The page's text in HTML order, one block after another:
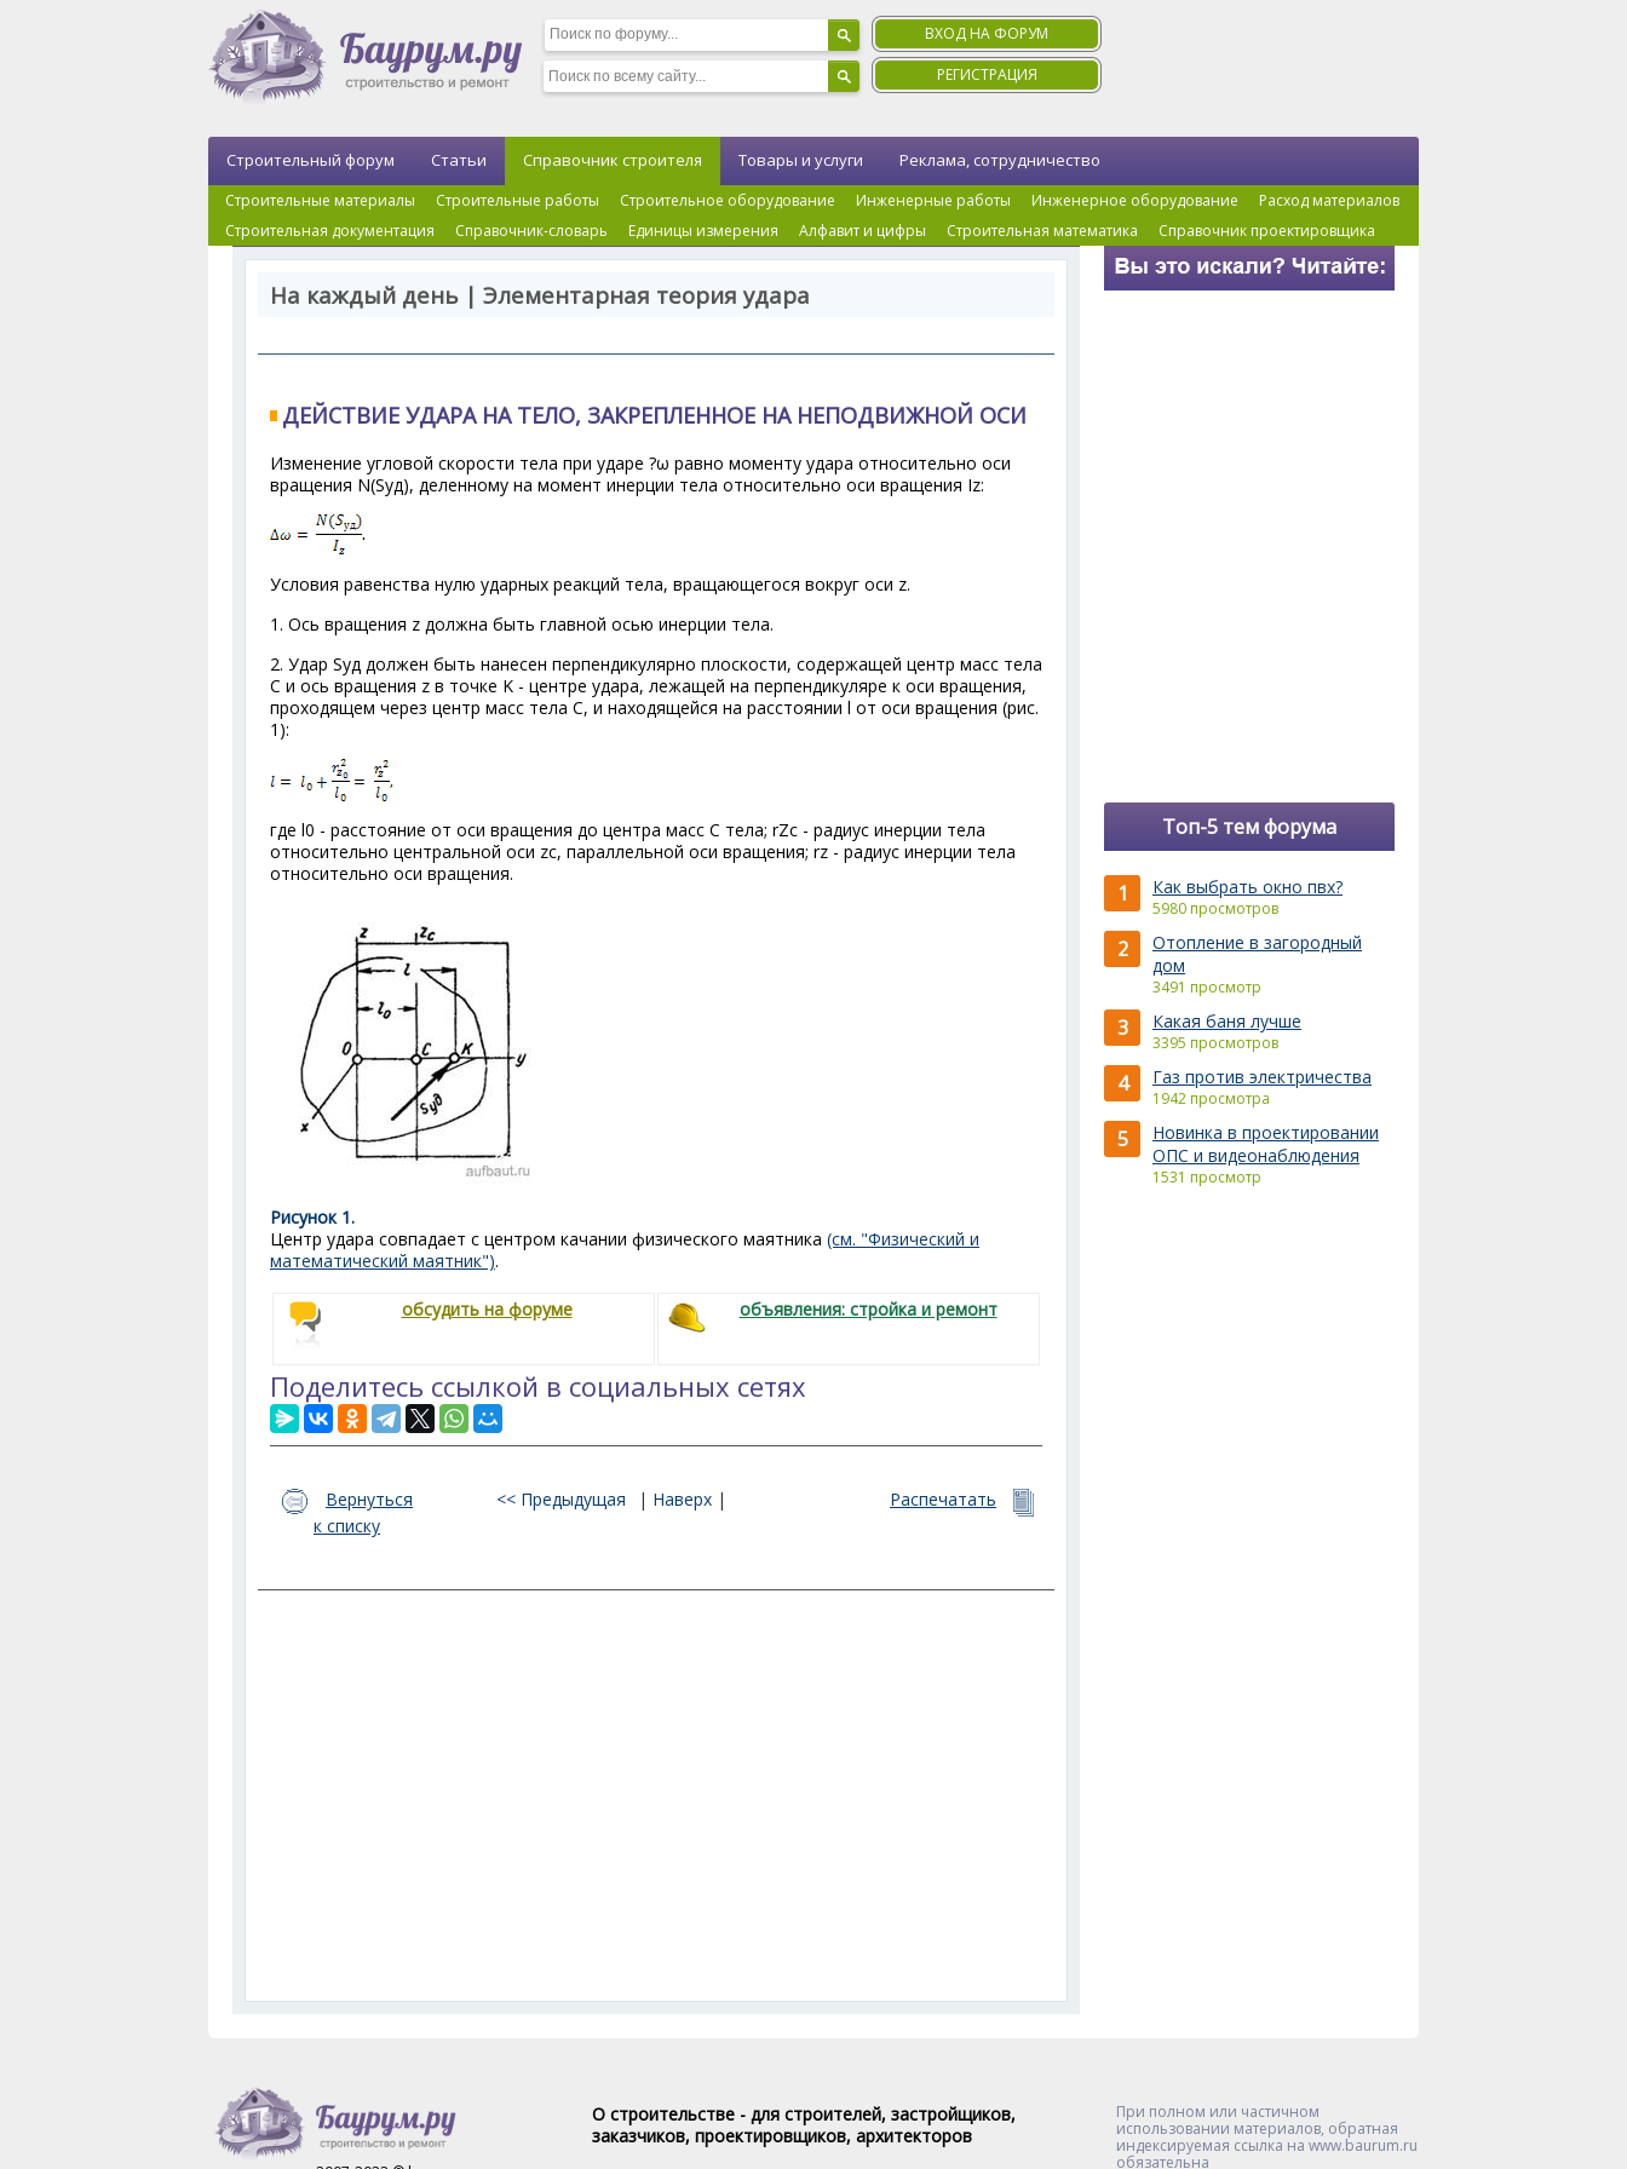
ВХОД НА ФОРУМ
РЕГИСТРАЦИЯ
Строительный форум Статьи Справочник строителя
Строительные материалы Строительные работы Строительное оборудование Инженерные работы Инженерное оборудование
Расход материалов
Строительная документация
Справочник-словарь Единицы измерения Алфавит и цифры Строительная математика Справочник проектировщика
Товары и услуги Реклама, сотрудничество
На каждый день | Элементарная теория удара
ДЕЙСТВИЕ УДАРА НА ТЕЛО, ЗАКРЕПЛЕННОЕ НА НЕПОДВИЖНОЙ ОСИ
Изменение угловой скорости тела при ударе ?ω равно моменту удара относительно оси
вращения N(Sуд), деленному на момент инерции тела относительно оси вращения Iz:
Условия равенства нулю ударных реакций тела, вращающегося вокруг оси z.
1. Ось вращения z должна быть главной осью инерции тела.
2. Удар Sуд должен быть нанесен перпендикулярно плоскости, содержащей центр масс тела
С и ось вращения z в точке K - центре удара, лежащей на перпендикуляре к оси вращения,
проходящем через центр масс тела С, и находящейся на расстоянии l от оси вращения (рис.
1):
где l0 - расстояние от оси вращения до центра масс С тела; rZc - радиус инерции тела
относительно центральной оси zс, параллельной оси вращения; rz - радиус инерции тела
относительно оси вращения.
Рисунок 1.
Центр удара совпадает с центром качании физического маятника (см. "Физический и
математический маятник").
обсудить на форуме объявления: стройка и ремонт
Поделитесь ссылкой в социальных сетях
Вернуться
к списку
<< Предыдущая | Наверх| Распечатать
Топ-5 тем форума
1 Как выбрать окно пвх?
5980 просмотров
2
Отопление в загородный
дом
3491 просмотр
3 Какая баня лучше
3395 просмотров
4 Газ против электричества
1942 просмотра
5
Новинка в проектировании
ОПС и видеонаблюдения
1531 просмотр
О строительстве - для строителей, застройщиков,
заказчиков, проектировщиков, архитекторов
При полном или частичном
использовании материалов, обратная
индексируемая ссылка на www.baurum.ru
обязательна